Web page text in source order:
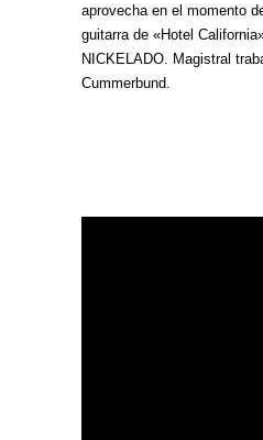
aprovecha en el momento
guitarra de «Hotel
NICKELADO. Magistral
Cummerbund.